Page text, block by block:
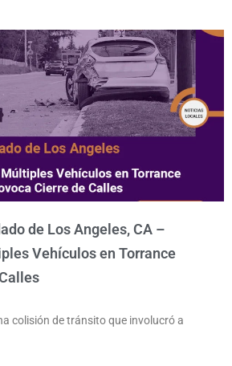
de Los Angeles, CA –
Vehículos en Torrance
colisión de tránsito que involucró a